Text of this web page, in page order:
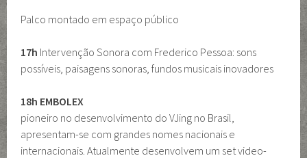
Palco montado em espaço público
17h Intervenção Sonora com Frederico Pessoa: sons
possíveis, paisagens sonoras, fundos musicais inovadores
18h EMBOLEX
pioneiro no desenvolvimento do VJing no Brasil,
apresentam-se com grandes nomes nacionais e
internacionais. Atualmente desenvolvem um set video-